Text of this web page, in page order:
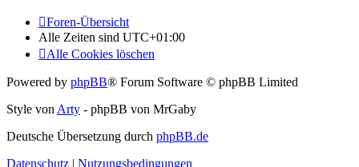
Foren-Übersicht
Alle Zeiten sind UTC+01:00
Alle Cookies löschen
Powered by phpBB® Forum Software © phpBB Limited
Style von Arty - phpBB von MrGaby
Deutsche Übersetzung durch phpBB.de
Datenschutz | Nutzungsbedingungen